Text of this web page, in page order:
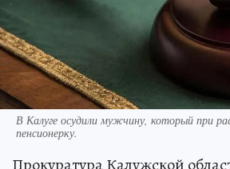
В Калуге осудили мужчину, который при
пенсионерку.
Прокуратура Калужской